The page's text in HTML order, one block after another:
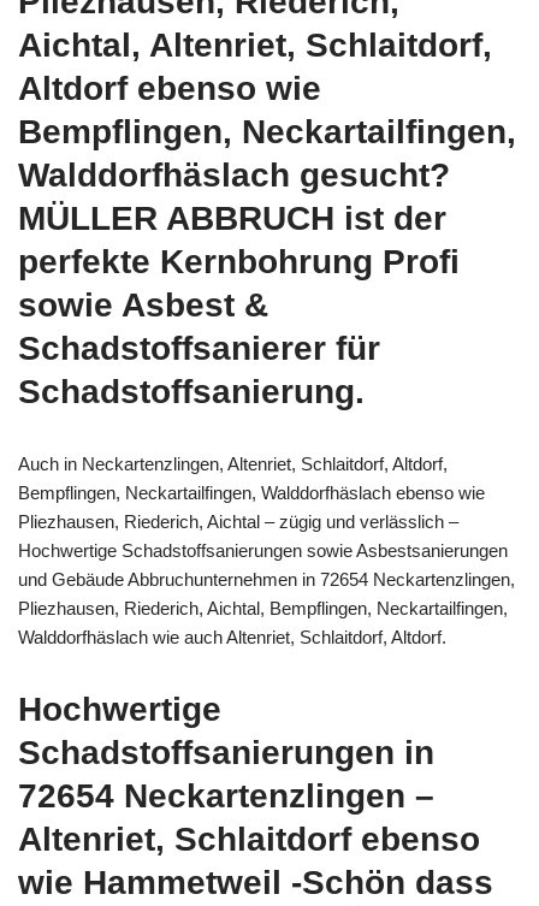
Aichtal, Altenriet, Schlaitdorf,
Altdorf ebenso wie
Bempflingen, Neckartailfingen,
Walddorfhäslach gesucht?
MÜLLER ABBRUCH ist der
perfekte Kernbohrung Profi
sowie Asbest &
Schadstoffsanierer für
Schadstoffsanierung.
Auch in Neckartenzlingen, Altenriet, Schlaitdorf, Altdorf,
Bempflingen, Neckartailfingen, Walddorfhäslach ebenso wie
Pliezhausen, Riederich, Aichtal – zügig und verlässlich –
Hochwertige Schadstoffsanierungen sowie Asbestsanierungen
und Gebäude Abbruchunternehmen in 72654 Neckartenzlingen,
Pliezhausen, Riederich, Aichtal, Bempflingen, Neckartailfingen,
Walddorfhäslach wie auch Altenriet, Schlaitdorf, Altdorf.
Hochwertige
Schadstoffsanierungen in
72654 Neckartenzlingen –
Altenriet, Schlaitdorf ebenso
wie Hammetweil -Schön dass